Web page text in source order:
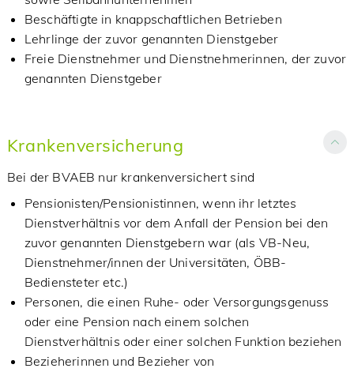
Beschäftigte in knappschaftlichen Betrieben
Lehrlinge der zuvor genannten Dienstgeber
Freie Dienstnehmer und Dienstnehmerinnen, der zuvor
genannten Dienstgeber
Krankenversicherung
Bei der BVAEB nur krankenversichert sind
Pensionisten/Pensionistinnen, wenn ihr letztes
Dienstverhältnis vor dem Anfall der Pension bei den
zuvor genannten Dienstgebern war (als VB-Neu,
Dienstnehmer/innen der Universitäten, ÖBB-
Bediensteter etc.)
Personen, die einen Ruhe- oder Versorgungsgenuss
oder eine Pension nach einem solchen
Dienstverhältnis oder einer solchen Funktion beziehen
Bezieherinnen und Bezieher von